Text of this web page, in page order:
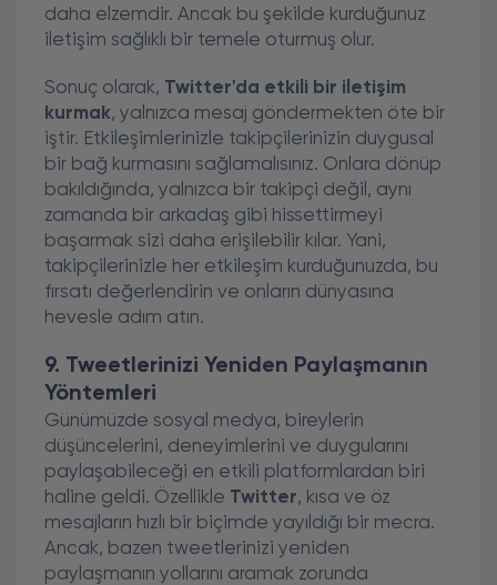
daha elzemdir. Ancak bu şekilde kurduğunuz
iletişim sağlıklı bir temele oturmuş olur.
Sonuç olarak, Twitter'da etkili bir iletişim
kurmak, yalnızca mesaj göndermekten öte bir
iştir. Etkileşimlerinizle takipçilerinizin duygusal
bir bağ kurmasını sağlamalısınız. Onlara dönüp
bakıldığında, yalnızca bir takipçi değil, aynı
zamanda bir arkadaş gibi hissettirmeyi
başarmak sizi daha erişilebilir kılar. Yani,
takipçilerinizle her etkileşim kurduğunuzda, bu
fırsatı değerlendirin ve onların dünyasına
hevesle adım atın.
9. Tweetlerinizi Yeniden Paylaşmanın
Yöntemleri
Günümüzde sosyal medya, bireylerin
düşüncelerini, deneyimlerini ve duygularını
paylaşabileceği en etkili platformlardan biri
haline geldi. Özellikle Twitter, kısa ve öz
mesajların hızlı bir biçimde yayıldığı bir mecra.
Ancak, bazen tweetlerinizi yeniden
paylaşmanın yollarını aramak zorunda